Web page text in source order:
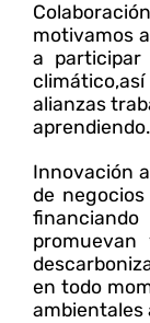
motivamos
a
alianzas
aprendiendo.
Innovación
de
en todo
ambientales